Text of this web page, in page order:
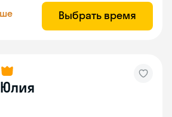
Выбрать время
Юлия